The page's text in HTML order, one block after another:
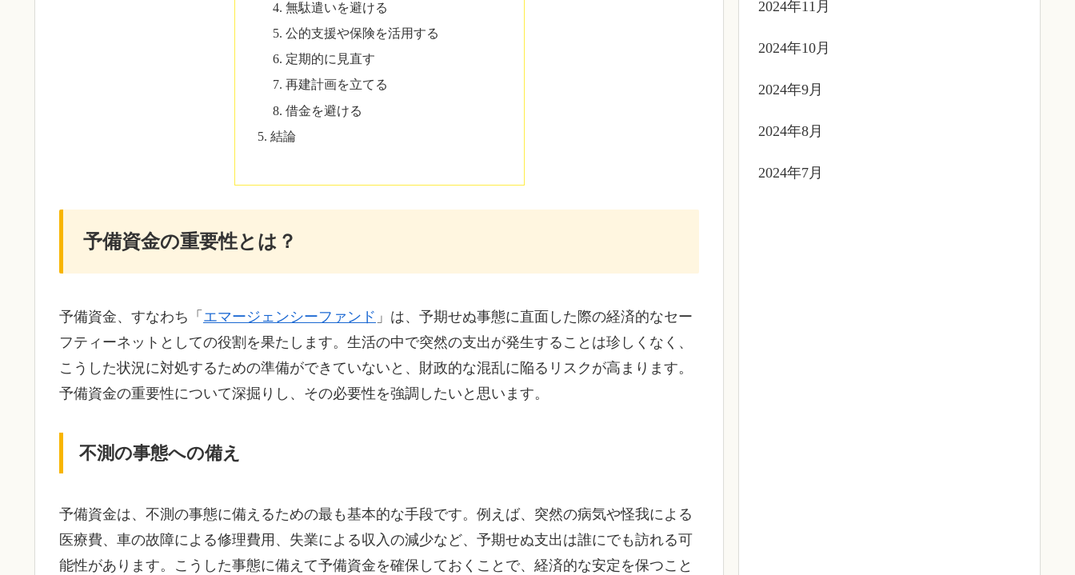
無駄遣いを避ける
公的支援や保険を活用する
定期的に見直す
再建計画を立てる
借金を避ける
結論
予備資金の重要性とは？
予備資金、すなわち「 エマージェンシーファンド 」は、予期せぬ事態に直面した際の経済的なセー
フティーネットとしての役割を果たします。生活の中で突然の支出が発生することは珍しくなく、
こうした状況に対処するための準備ができていないと、財政的な混乱に陥るリスクが高まります。
予備資金の重要性について深掘りし、その必要性を強調したいと思います。
不測の事態への備え
予備資金は、不測の事態に備えるための最も基本的な手段です。例えば、突然の病気や怪我による
医療費、車の故障による修理費用、失業による収入の減少など、予期せぬ支出は誰にでも訪れる可
能性があります。こうした事態に備えて予備資金を確保しておくことで、経済的な安定を保つこと
2024年11月
2024年10月
2024年9月
2024年8月
2024年7月